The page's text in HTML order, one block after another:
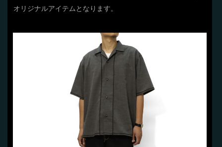
オリジナルアイテムとなります。